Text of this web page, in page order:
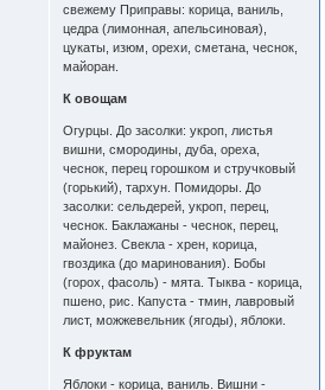
свежему Приправы: корица, ваниль,
цедра (лимонная, апельсиновая),
цукаты, изюм, орехи, сметана, чеснок,
майоран.
К овощам
Огурцы. До засолки: укроп, листья
вишни, смородины, дуба, ореха,
чеснок, перец горошком и стручковый
(горький), тархун. Помидоры. До
засолки: сельдерей, укроп, перец,
чеснок. Баклажаны - чеснок, перец,
майонез. Свекла - хрен, корица,
гвоздика (до маринования). Бобы
(горох, фасоль) - мята. Тыква - корица,
пшено, рис. Капуста - тмин, лавровый
лист, можжевельник (ягоды), яблоки.
К фруктам
Яблоки - корица, ваниль. Вишни -